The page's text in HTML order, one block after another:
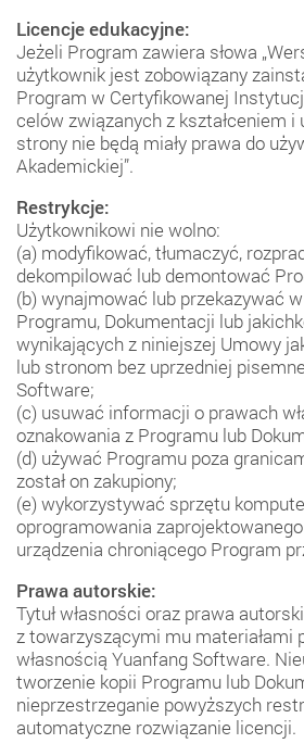
Licencje edukacyjne:
Jeżeli Program zawiera słowa
użytkownik jest zobowiązany
Program w Certyfikowanej
celów związanych z kształceniem i
strony nie będą miały prawa do
Akademickiej”.
Restrykcje:
Użytkownikowi nie wolno:
(a) modyfikować, tłumaczyć,
dekompilować lub demontować
(b) wynajmować lub przekazywać
Programu, Dokumentacji lub
wynikających z niniejszej Umowy
lub stronom bez uprzedniej
Software;
(c) usuwać informacji o prawach
oznakowania z Programu lub
(d) używać Programu poza
został on zakupiony;
(e) wykorzystywać sprzętu
oprogramowania
urządzenia chroniącego Program
Prawa autorskie:
Tytuł własności oraz prawa
z towarzyszącymi mu materiałami
własnością Yuanfang Software.
tworzenie kopii Programu lub
nieprzestrzeganie powyższych
automatyczne rozwiązanie licencji.